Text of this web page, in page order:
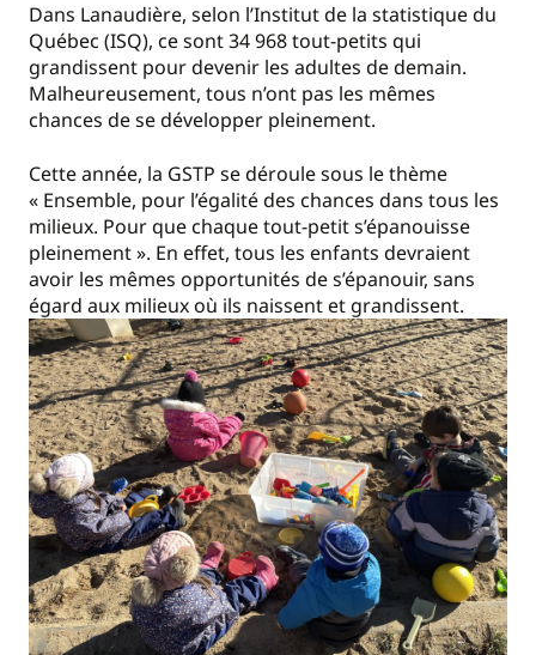
Dans Lanaudière, selon l’Institut de la statistique du
Québec (ISQ), ce sont 34 968 tout-petits qui
grandissent pour devenir les adultes de demain.
Malheureusement, tous n’ont pas les mêmes
chances de se développer pleinement.
Cette année, la GSTP se déroule sous le thème
« Ensemble, pour l’égalité des chances dans tous les
milieux. Pour que chaque tout-petit s’épanouisse
pleinement ». En effet, tous les enfants devraient
avoir les mêmes opportunités de s’épanouir, sans
égard aux milieux où ils naissent et grandissent.